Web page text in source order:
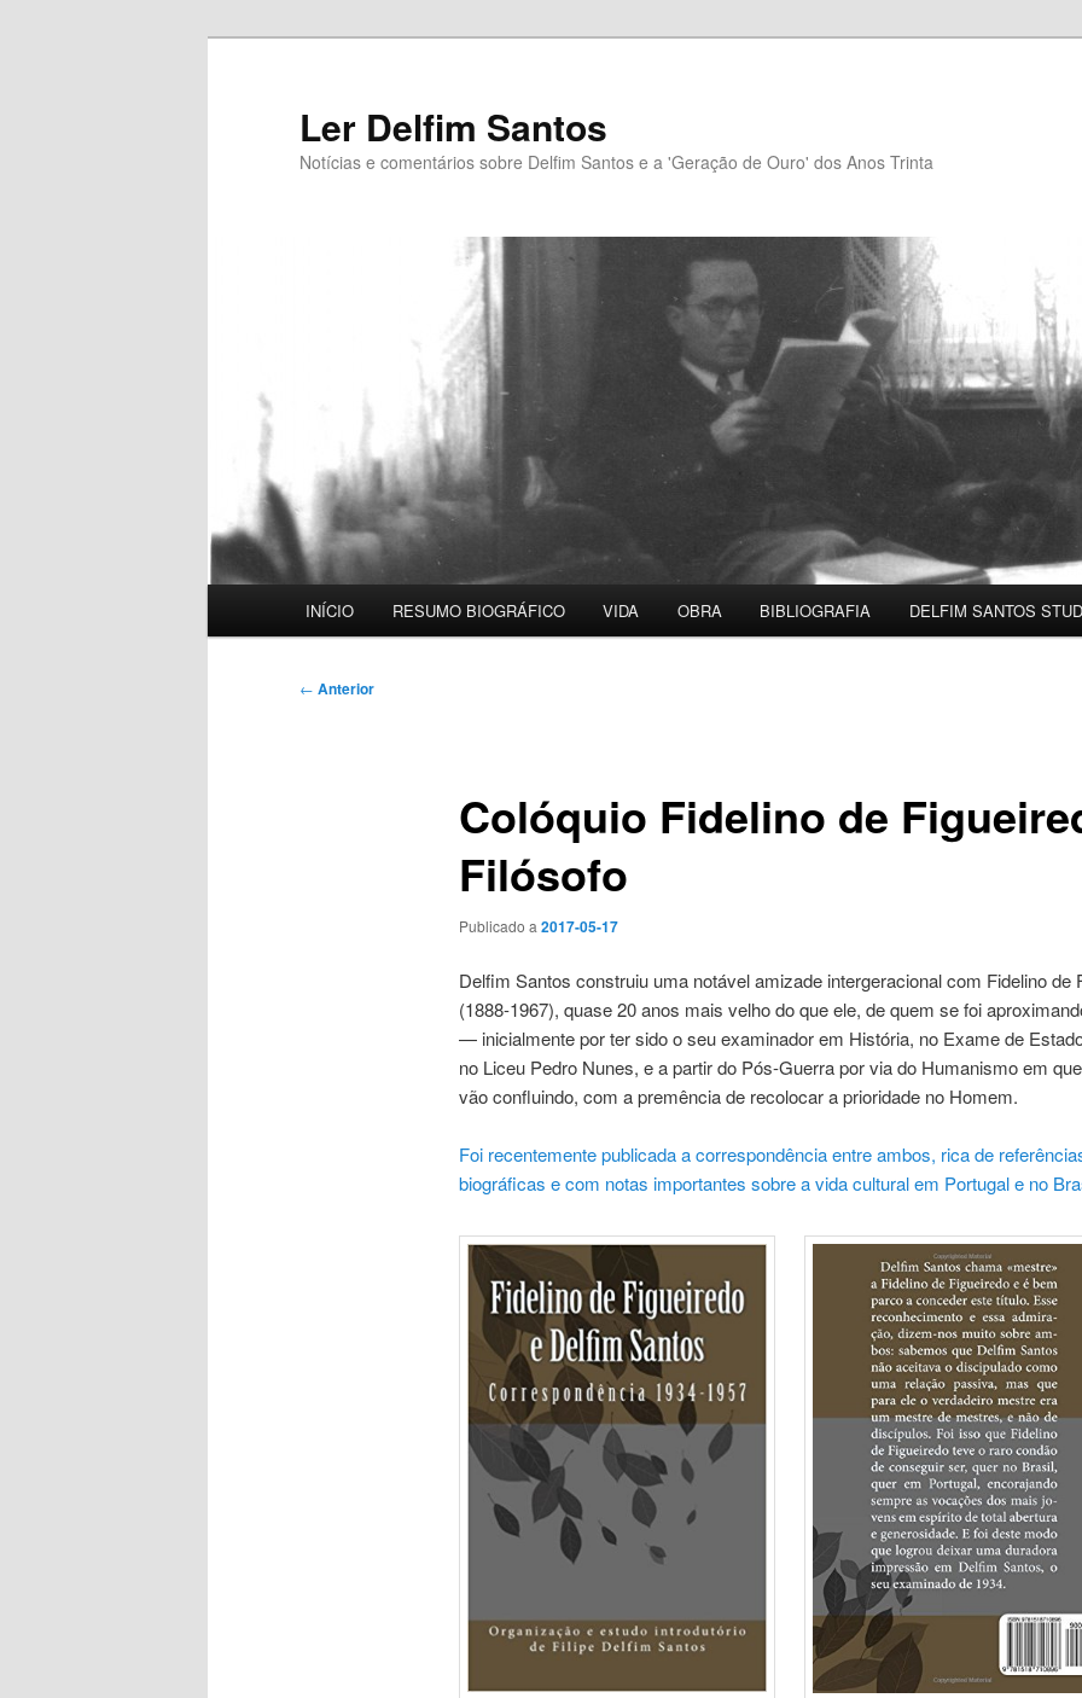
Ler Delfim Santos
Notícias e comentários sobre Delfim Santos e a 'Geração de Ouro' dos Anos Trinta
INÍCIO RESUMO BIOGRÁFICO VIDA OBRA BIBLIOGRAFIA DELFIM SANTOS
Navegação
← Anterior
Colóquio Fidelino de
Filósofo
Publicado a 2017-05-17
Delfim Santos construiu uma notável amizade intergeracional com Fidelino de
(1888-1967), quase 20 anos mais velho do que ele, de quem se foi
— inicialmente por ter sido o seu examinador em História, no Exame de
no Liceu Pedro Nunes, e a partir do Pós-Guerra por via do Humanismo em
vão confluindo, com a premência de recolocar a prioridade no Homem.
Foi recentemente publicada a correspondência entre ambos, rica de
biográficas e com notas importantes sobre a vida cultural em Portugal e no